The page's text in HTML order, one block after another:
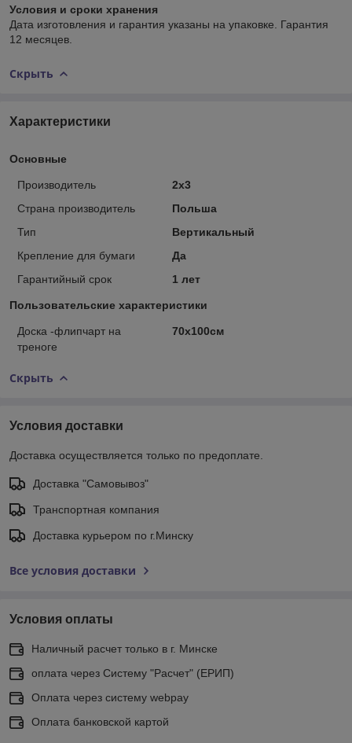
Условия и сроки хранения
Дата изготовления и гарантия указаны на упаковке. Гарантия
12 месяцев.
Скрыть
Характеристики
Основные
Производитель
2х3
Страна производитель
Польша
Тип
Вертикальный
Крепление для бумаги
Да
Гарантийный срок
1 лет
Пользовательские характеристики
Доска -флипчарт на
треноге
70х100см
Скрыть
Условия доставки
Доставка осуществляется только по предоплате.
Доставка "Самовывоз"
Транспортная компания
Доставка курьером по г.Минску
Все условия доставки
Условия оплаты
Наличный расчет только в г. Минске
оплата через Систему "Расчет" (ЕРИП)
Оплата через систему webpay
Оплата банковской картой